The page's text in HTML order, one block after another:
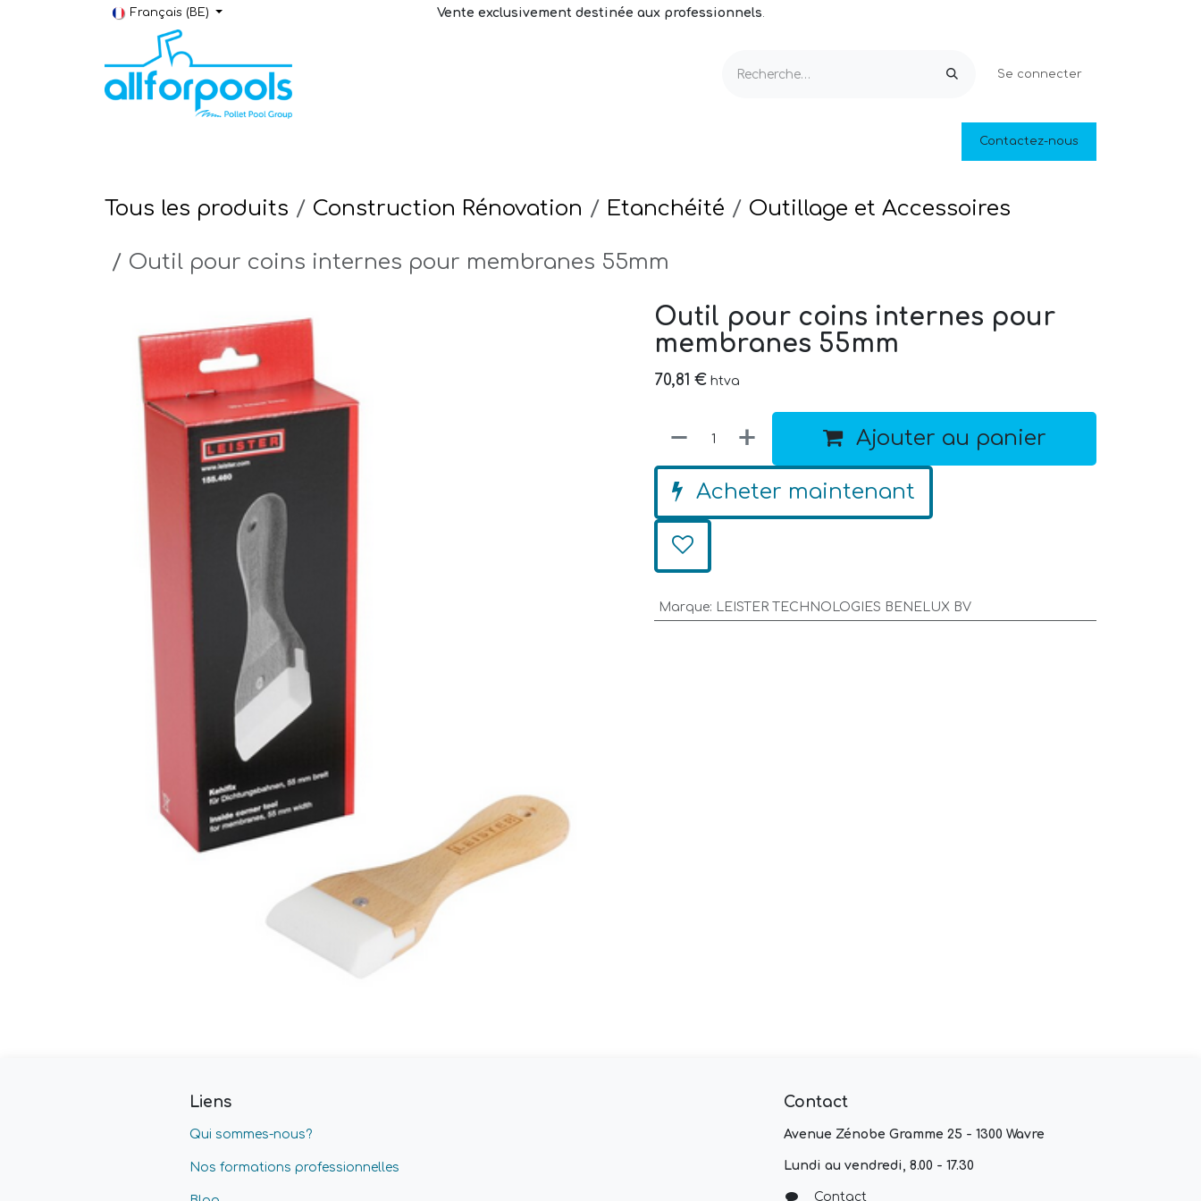
Se rendre au contenu
Français (BE) Vente exclusivement destinée aux professionnels.
Se connecter
Piscines naturelles
Contactez-nous
Tous les produits Construction Rénovation Etanchéité Outillage et Accessoires
Outil pour coins internes pour membranes 55mm
Outil pour coins internes pour
membranes 55mm
70,81 € htva
Ajouter au panier
Acheter maintenant
Marque: LEISTER TECHNOLOGIES BENELUX BV
Liens
Qui sommes-nous?
Nos formations professionnelles
Contact
Avenue Zénobe Gramme 25 - 1300 Wavre
Lundi au vendredi, 8.00 - 17.30
Contact